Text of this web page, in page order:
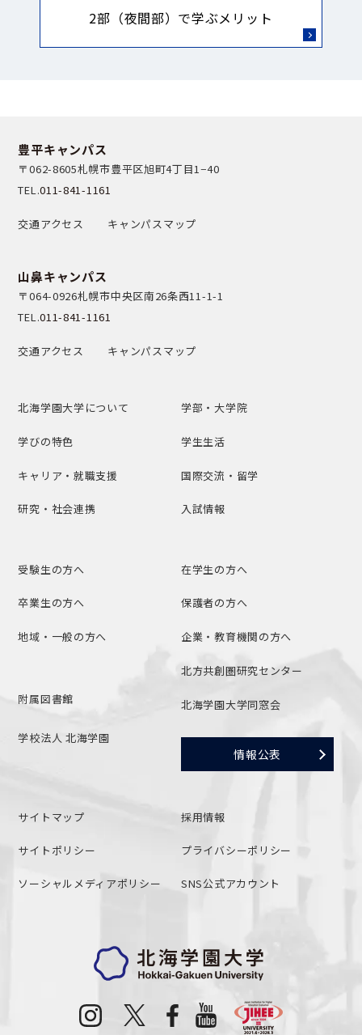
2部（夜間部）で学ぶメリット
豊平キャンパス
〒062-8605札幌市豊平区旭町4丁目1−40
TEL.011-841-1161
交通アクセス キャンパスマップ
山鼻キャンパス
〒064-0926札幌市中央区南26条西11-1-1
TEL.011-841-1161
交通アクセス キャンパスマップ
北海学園大学について 学部・大学院
学びの特色 学生生活
キャリア・就職支援 国際交流・留学
研究・社会連携 入試情報
受験生の方へ 在学生の方へ
卒業生の方へ 保護者の方へ
地域・一般の方へ 企業・教育機関の方へ
附属図書館
北方共創圏研究センター
北海学園大学同窓会
学校法人 北海学園
情報公表
サイトマップ 採用情報
サイトポリシー プライバシーポリシー
ソーシャルメディアポリシー SNS公式アカウント